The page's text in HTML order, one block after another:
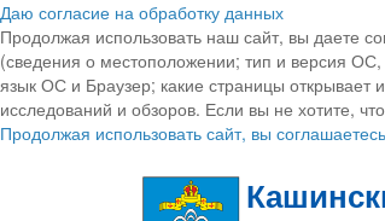
Даю согласие на обработку данных
Продолжая использовать наш сайт, вы даете
(сведения о местоположении; тип и версия ОС,
язык ОС и Браузер; какие страницы открывает
исследований и обзоров. Если вы не хотите,
Продолжая использовать сайт, вы